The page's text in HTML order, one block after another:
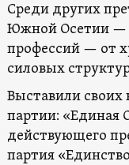
Среди других
Южной Осетии —
профессий — от
силовых
Выставили своих
партии: «Единая
действующего
партия